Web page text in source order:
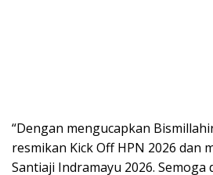
“Dengan mengucapkan
resmikan Kick Off HPN 2026 dan
Santiaji Indramayu 2026.